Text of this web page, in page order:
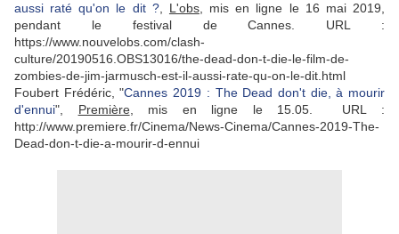
aussi raté qu'on le dit ?, L'obs, mis en ligne le 16 mai 2019,
pendant le festival de Cannes. URL :
https://www.nouvelobs.com/clash-
culture/20190516.OBS13016/the-dead-don-t-die-le-film-de-
zombies-de-jim-jarmusch-est-il-aussi-rate-qu-on-le-dit.html
Foubert Frédéric, "Cannes 2019 : The Dead don't die, à mourir
d'ennui", Première, mis en ligne le 15.05. URL :
http://www.premiere.fr/Cinema/News-Cinema/Cannes-2019-The-
Dead-don-t-die-a-mourir-d-ennui